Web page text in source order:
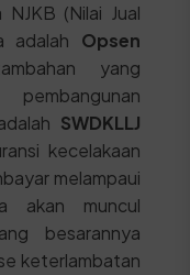
(Nilai Jual
adalah Opsen
yang
SWDKLLJ
kecelakaan
melampaui
akan muncul
besarannya
keterlambatan